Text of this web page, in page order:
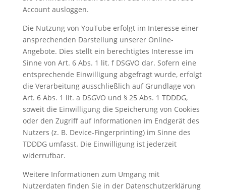
Account ausloggen.
Die Nutzung von YouTube erfolgt im Interesse einer
ansprechenden Darstellung unserer Online-
Angebote. Dies stellt ein berechtigtes Interesse im
Sinne von Art. 6 Abs. 1 lit. f DSGVO dar. Sofern eine
entsprechende Einwilligung abgefragt wurde, erfolgt
die Verarbeitung ausschließlich auf Grundlage von
Art. 6 Abs. 1 lit. a DSGVO und § 25 Abs. 1 TDDDG,
soweit die Einwilligung die Speicherung von Cookies
oder den Zugriff auf Informationen im Endgerät des
Nutzers (z. B. Device-Fingerprinting) im Sinne des
TDDDG umfasst. Die Einwilligung ist jederzeit
widerrufbar.
Weitere Informationen zum Umgang mit
Nutzerdaten finden Sie in der Datenschutzerklärung